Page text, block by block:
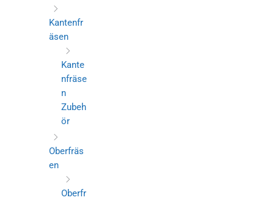
Kantenfr
äsen
Kante
nfräse
n
Zubeh
ör
Oberfräs
en
Oberfr